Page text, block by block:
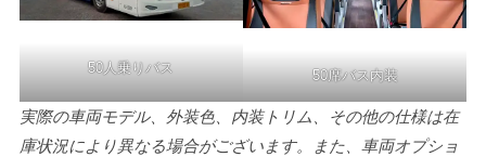
50人乗りバス 50席バス内装
実際の車両モデル、外装色、内装トリム、その他の仕様は在
庫状況により異なる場合がございます。また、車両オプショ